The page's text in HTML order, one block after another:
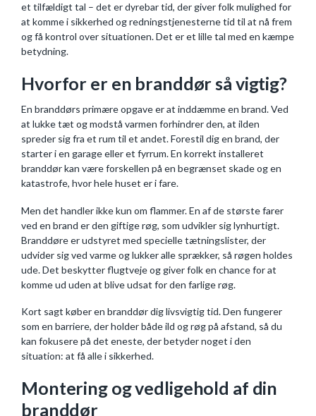
et tilfældigt tal – det er dyrebar tid, der giver folk mulighed for
at komme i sikkerhed og redningstjenesterne tid til at nå frem
og få kontrol over situationen. Det er et lille tal med en kæmpe
betydning.
Hvorfor er en branddør så vigtig?
En branddørs primære opgave er at inddæmme en brand. Ved
at lukke tæt og modstå varmen forhindrer den, at ilden
spreder sig fra et rum til et andet. Forestil dig en brand, der
starter i en garage eller et fyrrum. En korrekt installeret
branddør kan være forskellen på en begrænset skade og en
katastrofe, hvor hele huset er i fare.
Men det handler ikke kun om flammer. En af de største farer
ved en brand er den giftige røg, som udvikler sig lynhurtigt.
Branddøre er udstyret med specielle tætningslister, der
udvider sig ved varme og lukker alle sprækker, så røgen holdes
ude. Det beskytter flugtveje og giver folk en chance for at
komme ud uden at blive udsat for den farlige røg.
Kort sagt køber en branddør dig livsvigtig tid. Den fungerer
som en barriere, der holder både ild og røg på afstand, så du
kan fokusere på det eneste, der betyder noget i den
situation: at få alle i sikkerhed.
Montering og vedligehold af din
branddør